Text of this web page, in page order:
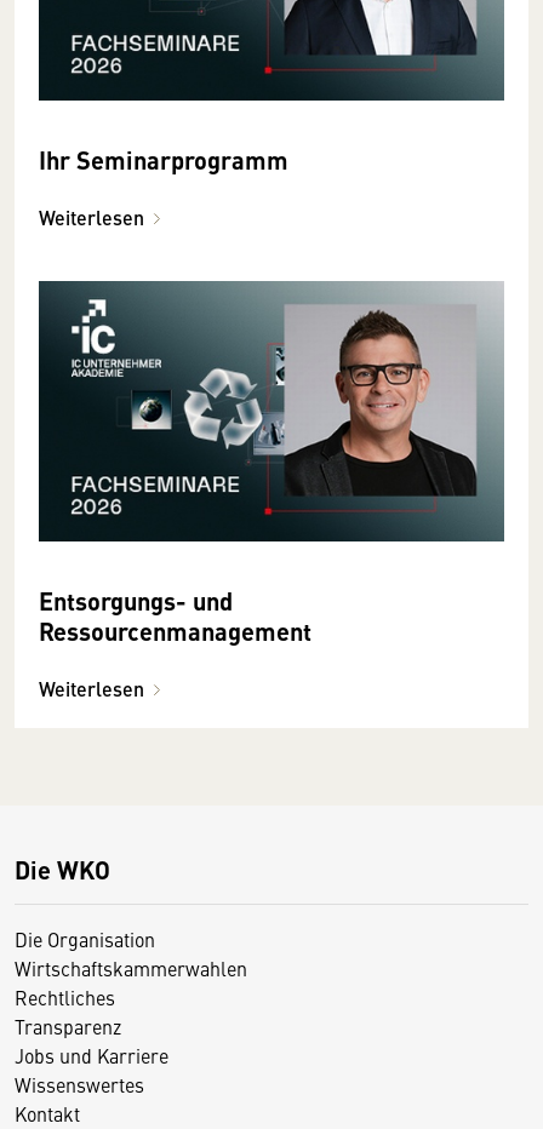
Ihr Seminarprogramm
Weiterlesen
Entsorgungs- und
Ressourcenmanagement
Weiterlesen
Die WKO
Die Organisation
Wirtschaftskammerwahlen
Rechtliches
Transparenz
Jobs und Karriere
Wissenswertes
Kontakt